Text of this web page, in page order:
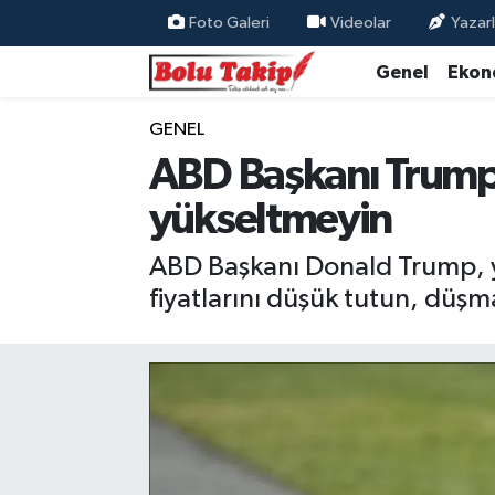
Foto Galeri Videolar
Genel
GENEL
ABD Başkanı
yükseltmeyin
ABD Başkanı Donald
fiyatlarını düşük tutun,